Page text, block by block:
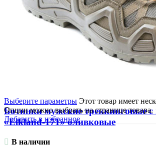
Выберите параметры Этот товар имеет
Опции можно выбрать на странице товара.
Добавить в избранное
Ботинки мужские треккинговые
«Elkland-171» оливковые
В наличии